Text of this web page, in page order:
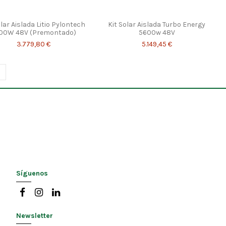
Aislada Litio Pylontech
48V (Premontado)
3.779,80 €
Kit Solar Aislada Turbo Energy
5600w 48V
5.149,45 €
Síguenos
Newsletter